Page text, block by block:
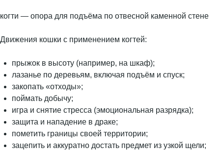
когти — опора для подъёма по отвесной каменной стене
Движения кошки с применением когтей:
прыжок в высоту (например, на шкаф);
лазанье по деревьям, включая подъём и спуск;
закопать «отходы»;
поймать добычу;
игра и снятие стресса (эмоциональная разрядка);
защита и нападение в драке;
пометить границы своей территории;
зацепить и аккуратно достать предмет из узкой щели;